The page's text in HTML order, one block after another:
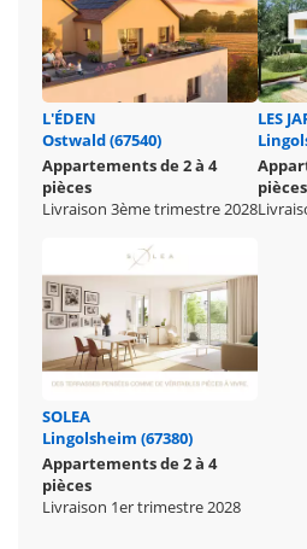
L'ÉDEN
Ostwald (67540)
Appartements de 2 à 4
pièces
Livraison 3ème trimestre 2028
LES
pièces
SOLEA
Lingolsheim (67380)
Appartements de 2 à 4
pièces
Livraison 1er trimestre 2028